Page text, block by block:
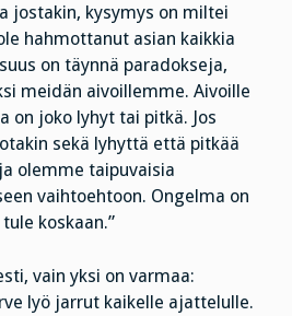
jostakin, kysymys on miltei
hahmottanut asian kaikkia
on täynnä paradokseja,
meidän aivoillemme. Aivoille
on joko lyhyt tai pitkä. Jos
sekä lyhyttä että pitkää
olemme taipuvaisia
vaihtoehtoon. Ongelma on
koskaan.”
vain yksi on varmaa:
lyö jarrut kaikelle ajattelulle.